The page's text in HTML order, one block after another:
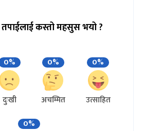
कस्तो महसुस भयो ?
0%
दुःखी
0%
अचम्मित
0%
उत्साहित
0%